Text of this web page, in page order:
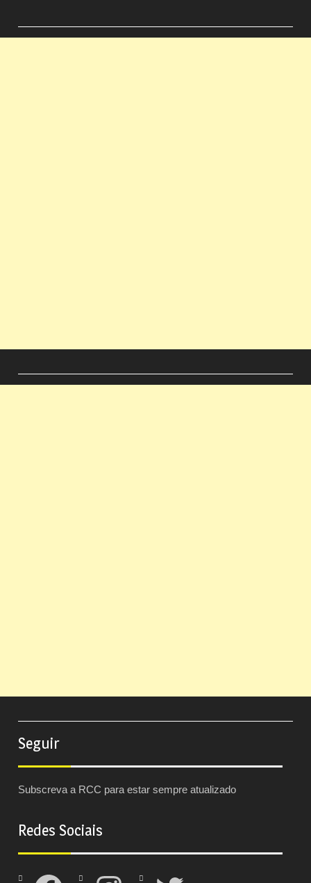
Seguir
Subscreva a RCC para estar sempre atualizado
Redes Sociais
Facebook Instagram Twitter